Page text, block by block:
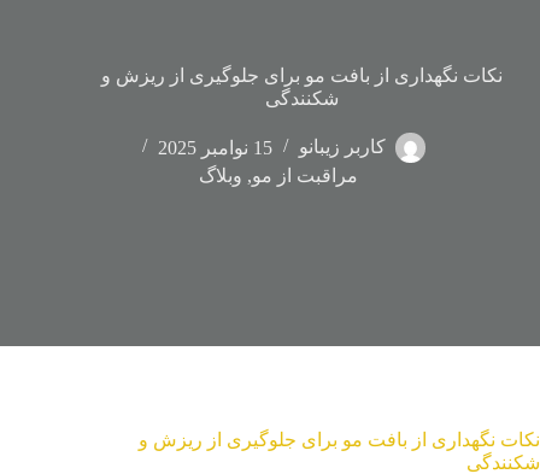
نکات نگهداری از بافت مو برای جلوگیری از ریزش و
شکنندگی
کاربر زیبانو
15 نوامبر 2025
مراقبت از مو, وبلاگ
نکات نگهداری از بافت مو برای جلوگیری از ریزش و
شکنندگی